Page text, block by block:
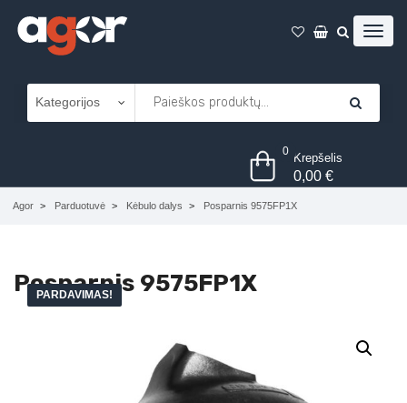
0 Krepšelis
0,00€
Agor Parduotuvė Kėbulo dalys Posparnis 9575FP1X
Posparnis 9575FP1X
PARDAVIMAS!